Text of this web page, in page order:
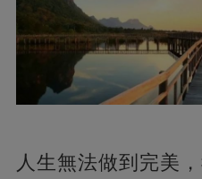
人生無法做到完美